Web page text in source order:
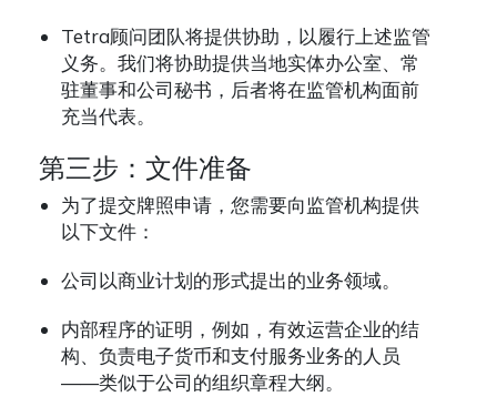
Tetra顾问团队将提供协助，以履行上述监管
义务。我们将协助提供当地实体办公室、常
驻董事和公司秘书，后者将在监管机构面前
充当代表。
第三步：文件准备
为了提交牌照申请，您需要向监管机构提供
以下文件：
公司以商业计划的形式提出的业务领域。
内部程序的证明，例如，有效运营企业的结
构、负责电子货币和支付服务业务的人员
——类似于公司的组织章程大纲。